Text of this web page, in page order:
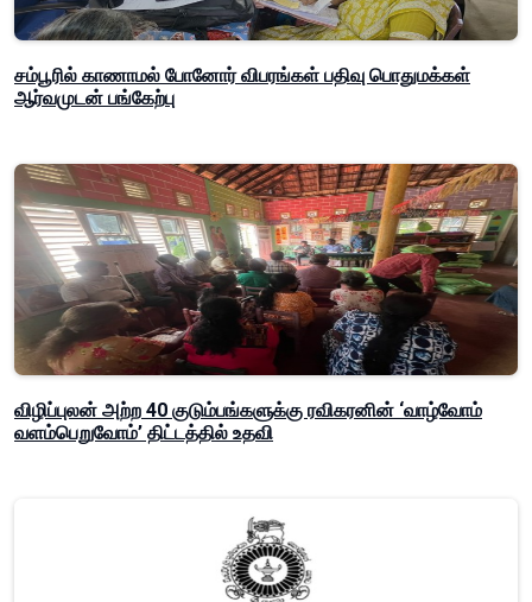
சம்பூரில் காணாமல் போனோர் விபரங்கள் பதிவு பொதுமக்கள்
ஆர்வமுடன் பங்கேற்பு
விழிப்புலன் அற்ற 40 குடும்பங்களுக்கு ரவிகரனின் ‘வாழ்வோம்
வளம்பெறுவோம்’ திட்டத்தில் உதவி